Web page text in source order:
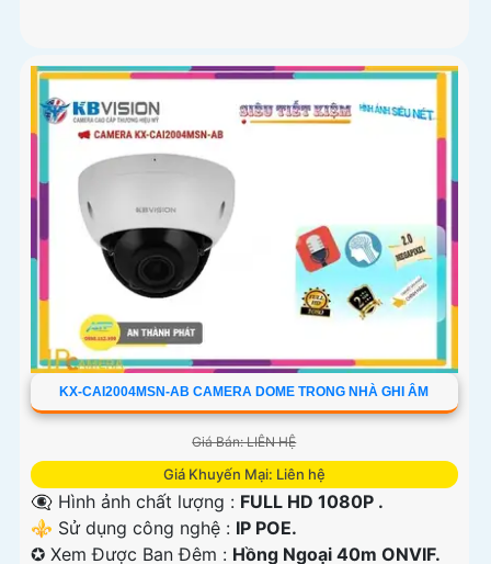
KX-CAI2004MSN-AB CAMERA DOME TRONG NHÀ GHI ÂM
Giá Bán: LIÊN HỆ
Giá Khuyến Mại: Liên hệ
👁️‍🗨 Hình ảnh chất lượng : FULL HD 1080P .
⚜️ Sử dụng công nghệ : IP POE.
✪ Xem Được Ban Đêm : Hồng Ngoại 40m ONVIF.